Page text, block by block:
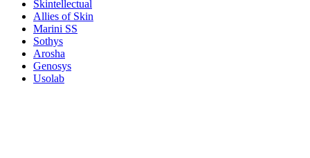
Skintellectual
Allies of Skin
Marini SS
Sothys
Arosha
Genosys
Usolab